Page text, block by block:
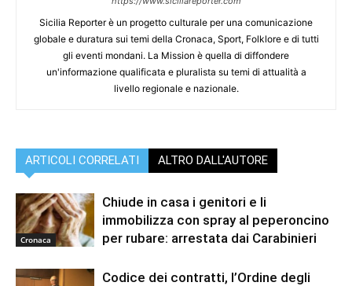
Sicilia Reporter è un progetto culturale per una comunicazione
globale e duratura sui temi della Cronaca, Sport, Folklore e di tutti
gli eventi mondani. La Mission è quella di diffondere
un'informazione qualificata e pluralista su temi di attualità a
livello regionale e nazionale.
ARTICOLI CORRELATI ALTRO DALL'AUTORE
Cronaca
Chiude in casa i genitori e li
immobilizza con spray al peperoncino
per rubare: arrestata dai Carabinieri
Codice dei contratti, l’Ordine degli